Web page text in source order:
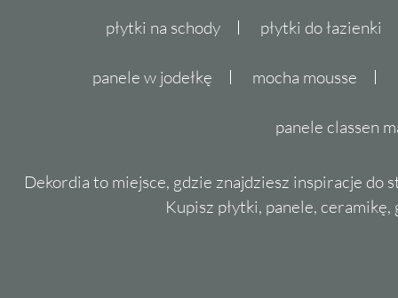
płytki na schody płytki do łazienki
panele w jodełkę mocha mousse
panele classen
Dekordia to miejsce, gdzie znajdziesz inspiracje do
Kupisz płytki, panele,